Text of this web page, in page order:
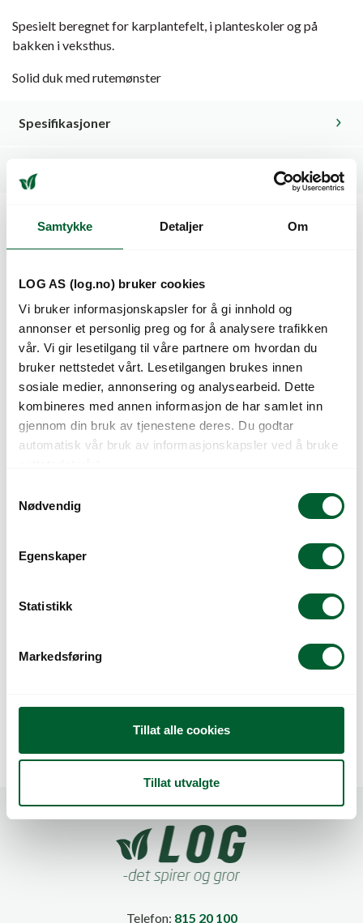
Samtykke Detaljer Om
LOG AS (log.no) bruker cookies
Vi bruker informasjonskapsler for å gi innhold og
annonser et personlig preg og for å analysere trafikken
vår. Vi gir lesetilgang til våre partnere om hvordan du
bruker nettstedet vårt. Lesetilgangen brukes innen
sosiale medier, annonsering og analysearbeid. Dette
kombineres med annen informasjon de har samlet inn
gjennom din bruk av tjenestene deres. Du godtar
automatisk vår bruk av informasjonskapsler ved å bruke
Nødvendig
Egenskaper
Statistikk
Markedsføring
Tillat alle cookies
Tillat utvalgte
Spesielt beregnet for karplantefelt, i planteskoler og på
bakken i veksthus.
Solid duk med rutemønster
Spesifikasjoner
Relaterte produkter
Kunder så også på
JORDDEKKEDUK
JORDDEKKEDUK
Telefon: 815 20 100